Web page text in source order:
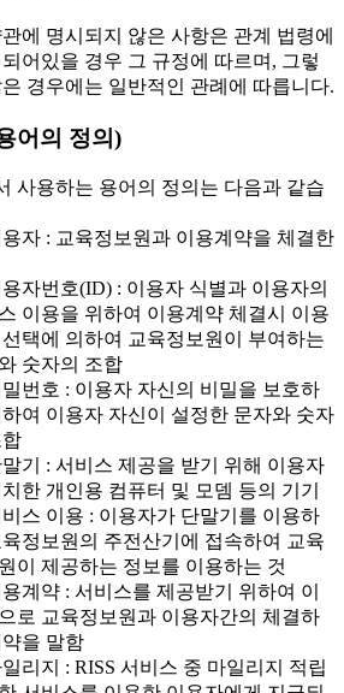
에 명시되지 않은 사항은 관계 법령에
어있을 경우 그 규정에 따르며, 그렇
경우에는 일반적인 관례에 따릅니다.
어의 정의)
사용하는 용어의 정의는 다음과 같습
자 : 교육정보원과 이용계약을 체결한
자번호(ID) : 이용자 식별과 이용자의
이용을 위하여 이용계약 체결시 이용
택에 의하여 교육정보원이 부여하는
숫자의 조합
번호 : 이용자 자신의 비밀을 보호하
여 이용자 자신이 설정한 문자와 숫자
기 : 서비스 제공을 받기 위해 이용자
한 개인용 컴퓨터 및 모뎀 등의 기기
스 이용 : 이용자가 단말기를 이용하
정보원의 주전산기에 접속하여 교육
이 제공하는 정보를 이용하는 것
계약 : 서비스를 제공받기 위하여 이
로 교육정보원과 이용자간의 체결하
을 말함
리지 : RISS 서비스 중 마일리지 적립